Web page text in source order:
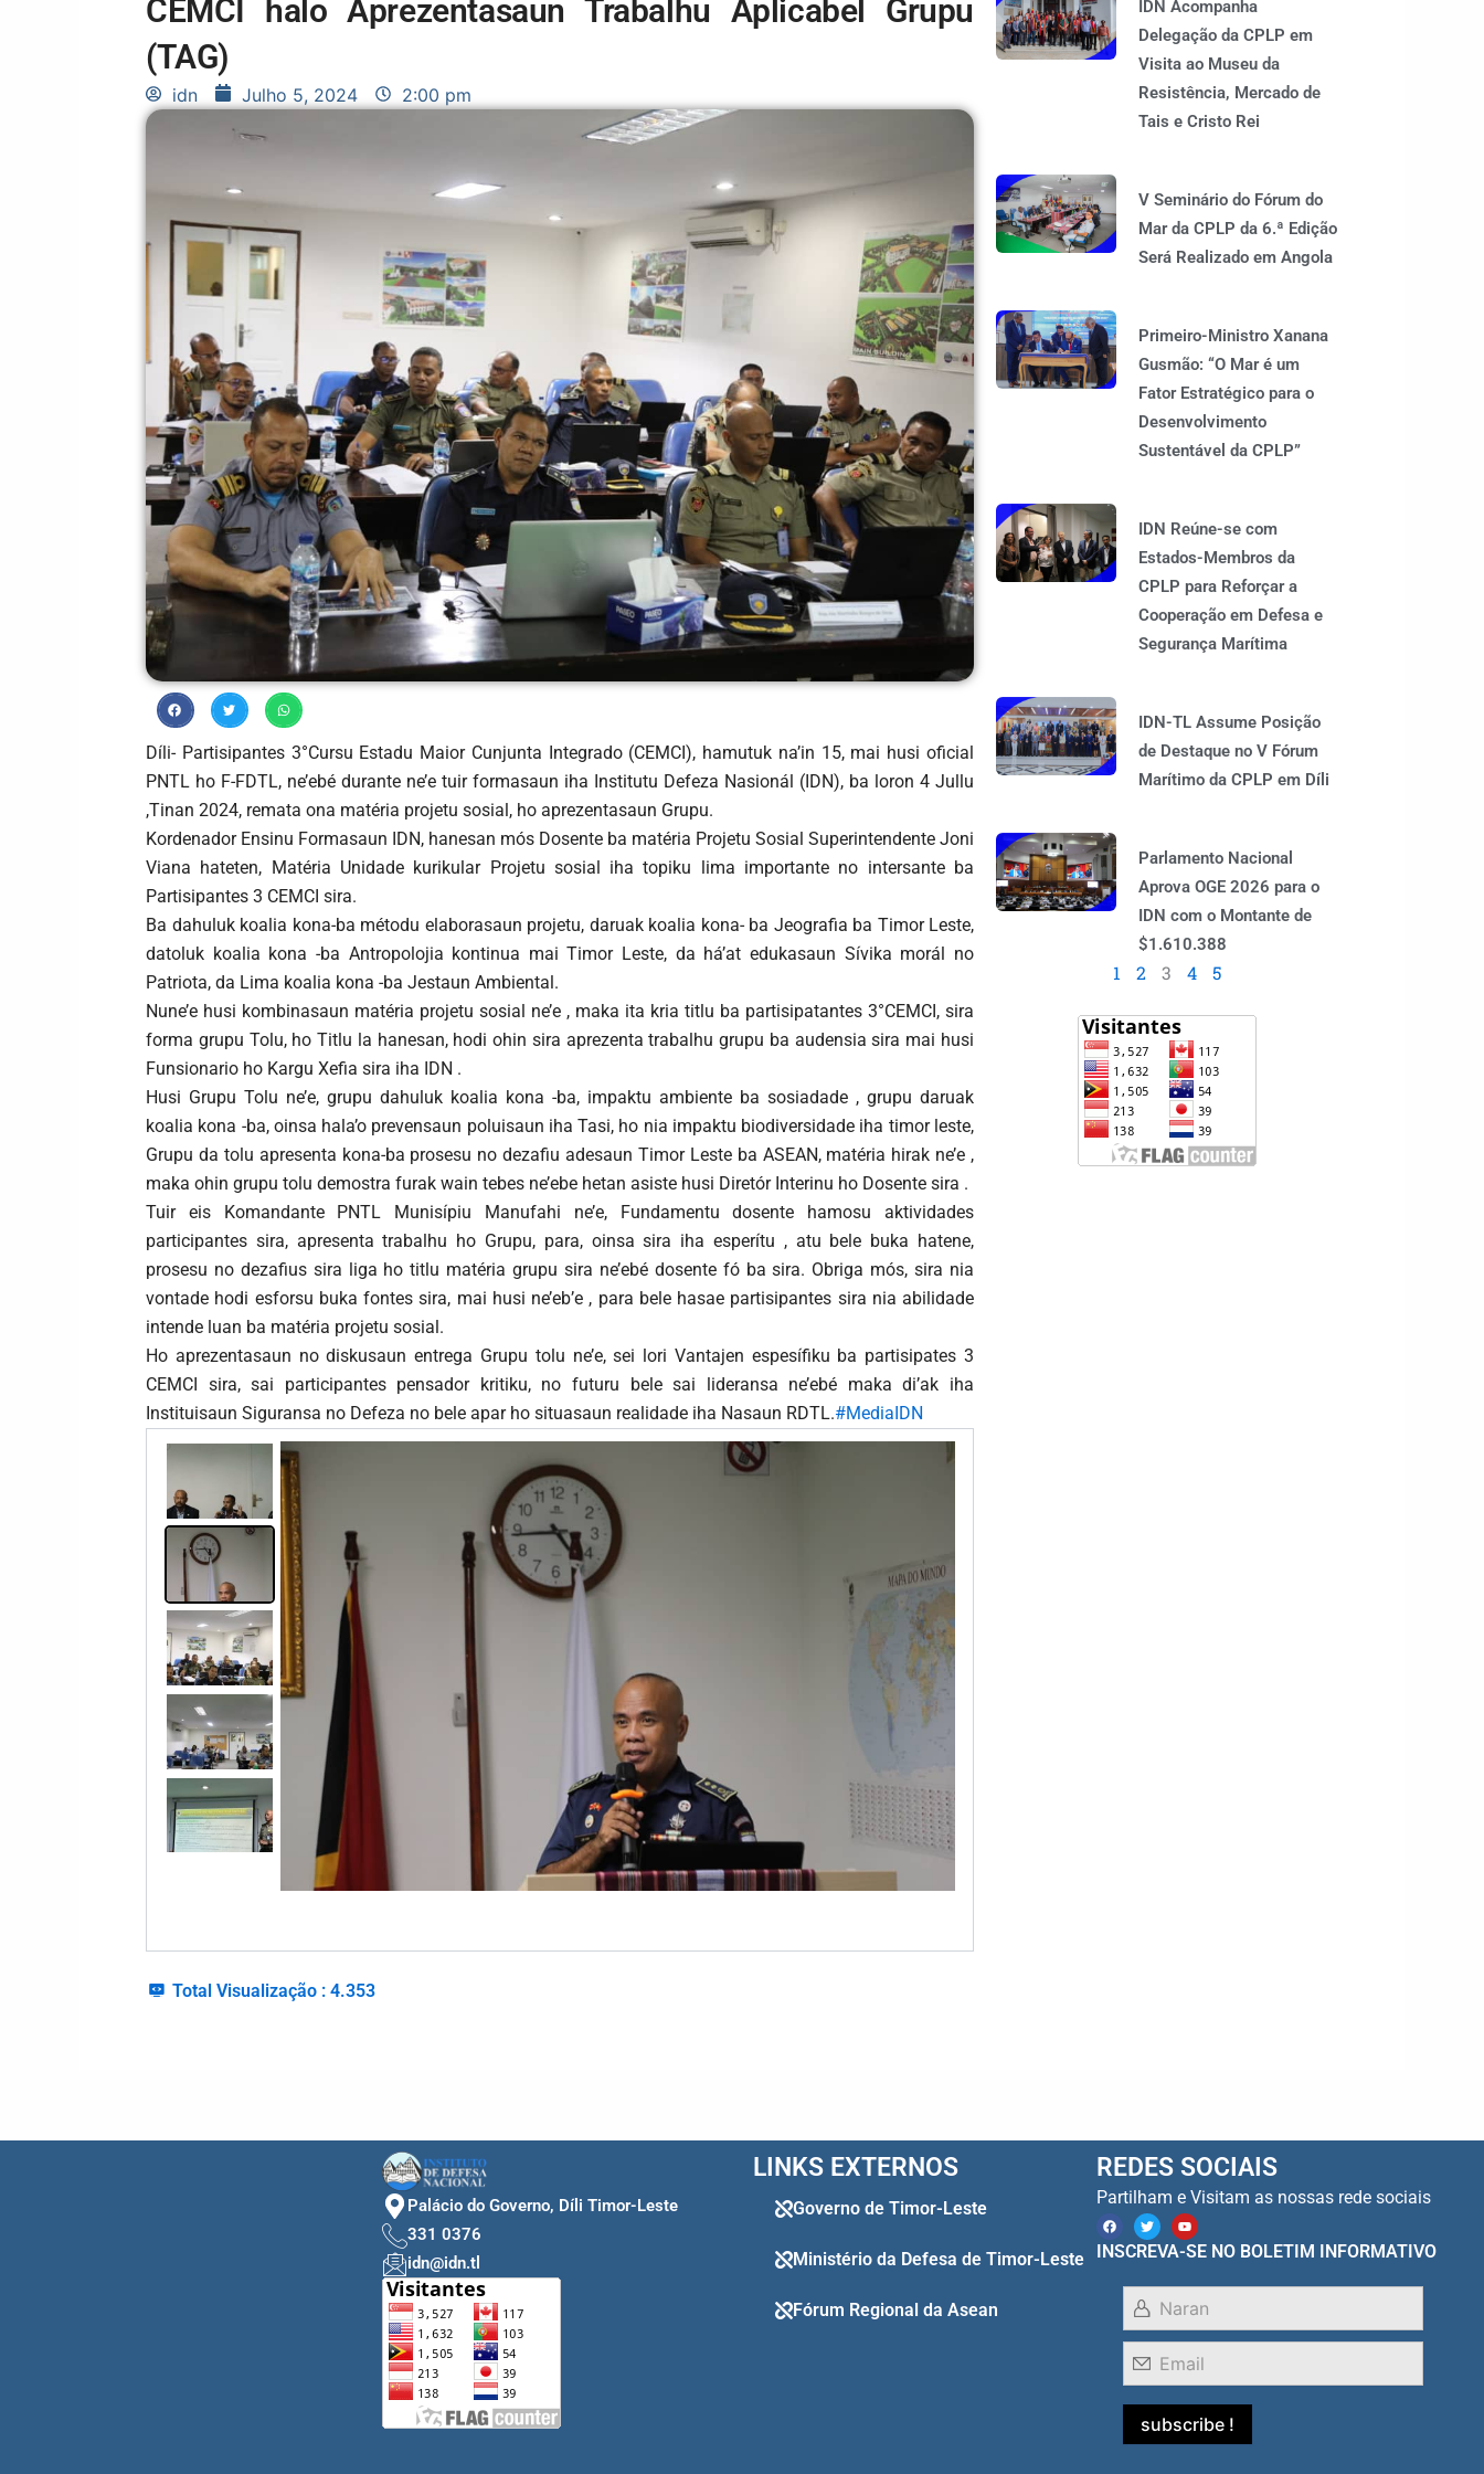
CEMCI halo Aprezentasaun Trabalhu Aplicabel Grupu
(TAG)
idn Julho 5, 2024 2:00 pm
Díli- Partisipantes 3°Cursu Estadu Maior Cunjunta Integrado (CEMCI), hamutuk na’in 15, mai husi oficial
PNTL ho F-FDTL, ne’ebé durante ne’e tuir formasaun iha Institutu Defeza Nasionál (IDN), ba loron 4 Jullu
,Tinan 2024, remata ona matéria projetu sosial, ho aprezentasaun Grupu.
Kordenador Ensinu Formasaun IDN, hanesan mós Dosente ba matéria Projetu Sosial Superintendente Joni
Viana hateten, Matéria Unidade kurikular Projetu sosial iha topiku lima importante no intersante ba
Partisipantes 3 CEMCI sira.
Ba dahuluk koalia kona-ba métodu elaborasaun projetu, daruak koalia kona- ba Jeografia ba Timor Leste,
datoluk koalia kona -ba Antropolojia kontinua mai Timor Leste, da há’at edukasaun Sívika morál no
Patriota, da Lima koalia kona -ba Jestaun Ambiental.
Nune’e husi kombinasaun matéria projetu sosial ne’e , maka ita kria titlu ba partisipatantes 3°CEMCI, sira
forma grupu Tolu, ho Titlu la hanesan, hodi ohin sira aprezenta trabalhu grupu ba audensia sira mai husi
Funsionario ho Kargu Xefia sira iha IDN .
Husi Grupu Tolu ne’e, grupu dahuluk koalia kona -ba, impaktu ambiente ba sosiadade , grupu daruak
koalia kona -ba, oinsa hala’o prevensaun poluisaun iha Tasi, ho nia impaktu biodiversidade iha timor leste,
Grupu da tolu apresenta kona-ba prosesu no dezafiu adesaun Timor Leste ba ASEAN, matéria hirak ne’e ,
maka ohin grupu tolu demostra furak wain tebes ne’ebe hetan asiste husi Diretór Interinu ho Dosente sira .
Tuir eis Komandante PNTL Munisípiu Manufahi ne’e, Fundamentu dosente hamosu aktividades
participantes sira, apresenta trabalhu ho Grupu, para, oinsa sira iha esperítu , atu bele buka hatene,
prosesu no dezafius sira liga ho titlu matéria grupu sira ne’ebé dosente fó ba sira. Obriga mós, sira nia
vontade hodi esforsu buka fontes sira, mai husi ne’eb’e , para bele hasae partisipantes sira nia abilidade
intende luan ba matéria projetu sosial.
Ho aprezentasaun no diskusaun entrega Grupu tolu ne’e, sei lori Vantajen espesífiku ba partisipates 3
CEMCI sira, sai participantes pensador kritiku, no futuru bele sai lideransa ne’ebé maka di’ak iha
Instituisaun Siguransa no Defeza no bele apar ho situasaun realidade iha Nasaun RDTL.#MediaIDN
Total Visualização : 4.353
IDN Acompanha
Delegação da CPLP em
Visita ao Museu da
Resistência, Mercado de
Tais e Cristo Rei
V Seminário do Fórum do
Mar da CPLP da 6.ª Edição
Será Realizado em Angola
Primeiro-Ministro Xanana
Gusmão: “O Mar é um
Fator Estratégico para o
Desenvolvimento
Sustentável da CPLP”
IDN Reúne-se com
Estados-Membros da
CPLP para Reforçar a
Cooperação em Defesa e
Segurança Marítima
IDN-TL Assume Posição
de Destaque no V Fórum
Marítimo da CPLP em Díli
Parlamento Nacional
Aprova OGE 2026 para o
IDN com o Montante de
$1.610.388
1 2 3 4 5
Palácio do Governo, Díli Timor-Leste
331 0376
idn@idn.tl
LINKS EXTERNOS
Governo de Timor-Leste
Ministério da Defesa de Timor-Leste
Fórum Regional da Asean
REDES SOCIAIS
Partilham e Visitam as nossas rede sociais
F
a
c
e
T
w
i
t
e
Y
o
u
t
b
INSCREVA-SE NO BOLETIM INFORMATIVO